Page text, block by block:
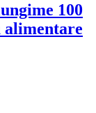
100
alimentare